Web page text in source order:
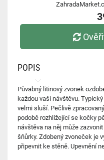
POPIS
Půvabný litinový zvonek
každou vaši návštěvu.
velmi sluší. Pečlivě
podobě rozhlížející se kočky
návštěva na něj může
šňůrky. Zdobený zvoneček je
připevnit ke stěně. Upevnění